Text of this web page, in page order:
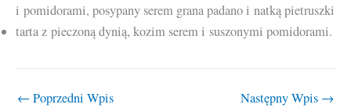
i pomidorami, posypany serem grana padano i natką pietruszki
tarta z pieczoną dynią, kozim serem i suszonymi pomidorami.
← Poprzedni Wpis Następny Wpis →